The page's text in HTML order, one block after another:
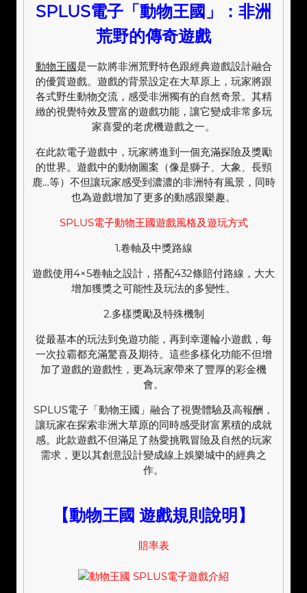
SPLUS電子「動物王國」：非洲
荒野的傳奇遊戲
動物王國是一款將非洲荒野特色跟經典遊戲設計融合
的優質遊戲。遊戲的背景設定在大草原上，玩家將跟
各式野生動物交流，感受非洲獨有的自然奇景。其精
緻的視覺特效及豐富的遊戲功能，讓它變成非常多玩
家喜愛的老虎機遊戲之一。
在此款電子遊戲中，玩家將進到一個充滿探險及獎勵
的世界。遊戲中的動物圖案（像是獅子、大象、長頸
鹿…等）不但讓玩家感受到濃濃的非洲特有風景，同時
也為遊戲增加了更多的動感跟樂趣。
SPLUS電子動物王國遊戲風格及遊玩方式
1.卷軸及中獎路線
遊戲使用4×5卷軸之設計，搭配432條賠付路線，大大
增加獲獎之可能性及玩法的多變性。
2.多樣獎勵及特殊機制
從最基本的玩法到免遊功能，再到幸運輪小遊戲，每
一次拉霸都充滿驚喜及期待。這些多樣化功能不但增
加了遊戲的遊戲性，更為玩家帶來了豐厚的彩金機
會。
SPLUS電子「動物王國」融合了視覺體驗及高報酬，
讓玩家在探索非洲大草原的同時感受財富累積的成就
感。此款遊戲不但滿足了熱愛挑戰冒險及自然的玩家
需求，更以其創意設計變成線上娛樂城中的經典之
作。
【動物王國 遊戲規則說明】
賠率表